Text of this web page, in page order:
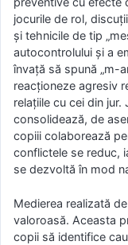
jocurile de rol,
și tehnicile de tip
autocontrolului și a
învață să spună „m-
reacționeze agresiv
relațiile cu cei din
consolidează, de
copiii colaborează
conflictele se reduc,
se dezvoltă în mod
Medierea realizată
valoroasă. Aceasta
copii să identifice